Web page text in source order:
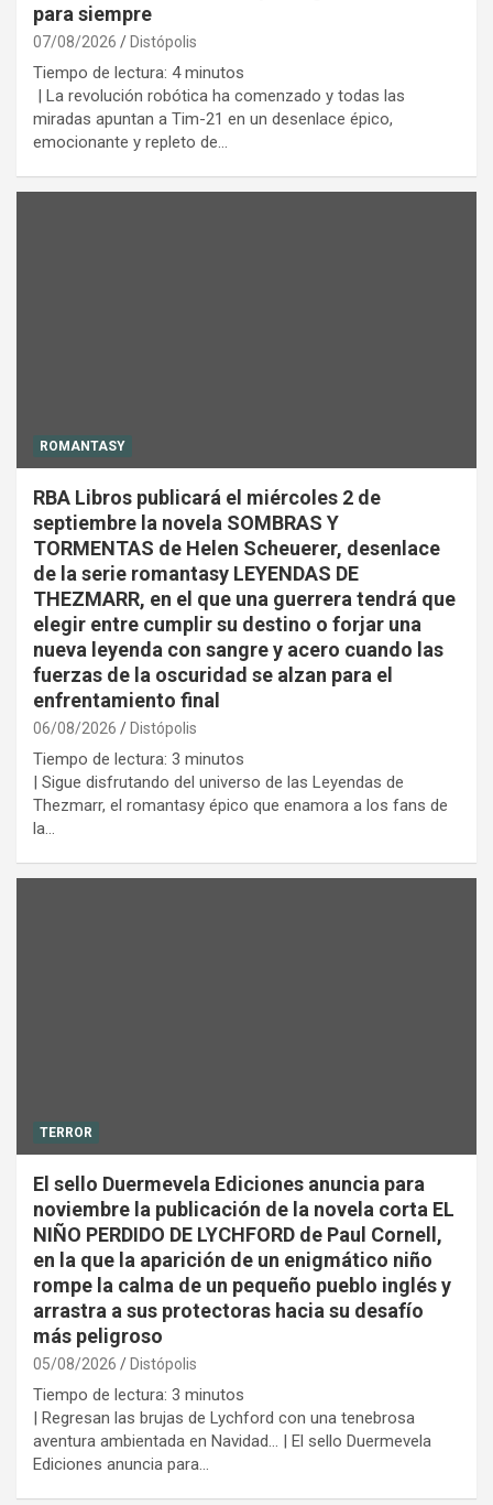
para siempre
07/08/2026 Distópolis
Tiempo de lectura: 4 minutos
| La revolución robótica ha comenzado y todas las
miradas apuntan a Tim-21 en un desenlace épico,
emocionante y repleto de…
ROMANTASY
RBA Libros publicará el miércoles 2 de
septiembre la novela SOMBRAS Y
TORMENTAS de Helen Scheuerer, desenlace
de la serie romantasy LEYENDAS DE
THEZMARR, en el que una guerrera tendrá que
elegir entre cumplir su destino o forjar una
nueva leyenda con sangre y acero cuando las
fuerzas de la oscuridad se alzan para el
enfrentamiento final
06/08/2026 Distópolis
Tiempo de lectura: 3 minutos
| Sigue disfrutando del universo de las Leyendas de
Thezmarr, el romantasy épico que enamora a los fans de
la…
TERROR
El sello Duermevela Ediciones anuncia para
noviembre la publicación de la novela corta EL
NIÑO PERDIDO DE LYCHFORD de Paul Cornell,
en la que la aparición de un enigmático niño
rompe la calma de un pequeño pueblo inglés y
arrastra a sus protectoras hacia su desafío
más peligroso
05/08/2026 Distópolis
Tiempo de lectura: 3 minutos
| Regresan las brujas de Lychford con una tenebrosa
aventura ambientada en Navidad… | El sello Duermevela
Ediciones anuncia para…